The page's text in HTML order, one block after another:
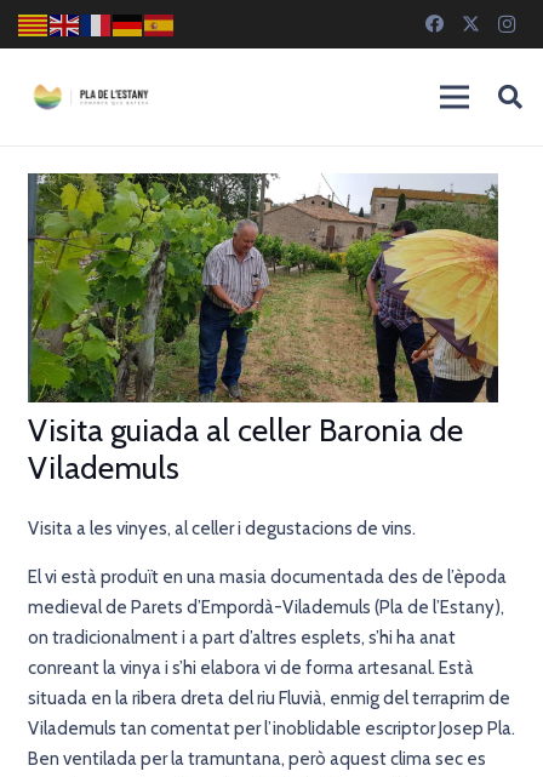
Visita guiada al celler Baronia de
Vilademuls
Visita a les vinyes, al celler i degustacions de vins.
El vi està produït en una masia documentada des de l’èpoda
medieval de Parets d’Empordà-Vilademuls (Pla de l’Estany),
on tradicionalment i a part d’altres esplets, s’hi ha anat
conreant la vinya i s’hi elabora vi de forma artesanal. Està
situada en la ribera dreta del riu Fluvià, enmig del terraprim de
Vilademuls tan comentat per l’inoblidable escriptor Josep Pla.
Ben ventilada per la tramuntana, però aquest clima sec es